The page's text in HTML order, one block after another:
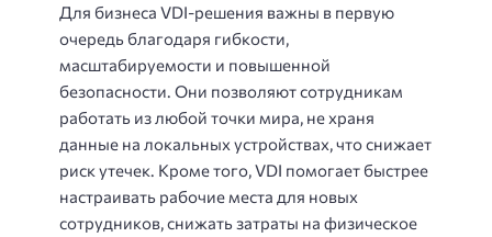
Для бизнеса VDI-решения важны в первую
очередь благодаря гибкости,
масштабируемости и повышенной
безопасности. Они позволяют сотрудникам
работать из любой точки мира, не храня
данные на локальных устройствах, что снижает
риск утечек. Кроме того, VDI помогает быстрее
настраивать рабочие места для новых
сотрудников, снижать затраты на физическое